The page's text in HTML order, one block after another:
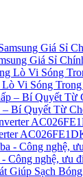
Giá Sỉ
Vi Sóng
Bí Quyết Từ
Công nghệ, ưu